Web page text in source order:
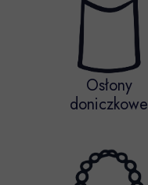
Osłony
doniczkowe